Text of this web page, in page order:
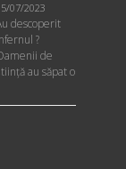
07/2023
descoperit
?
de
au săpat o